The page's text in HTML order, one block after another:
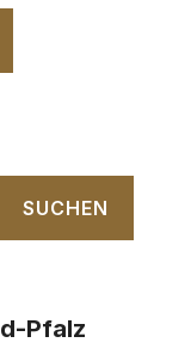
SUCHEN
Pfalz